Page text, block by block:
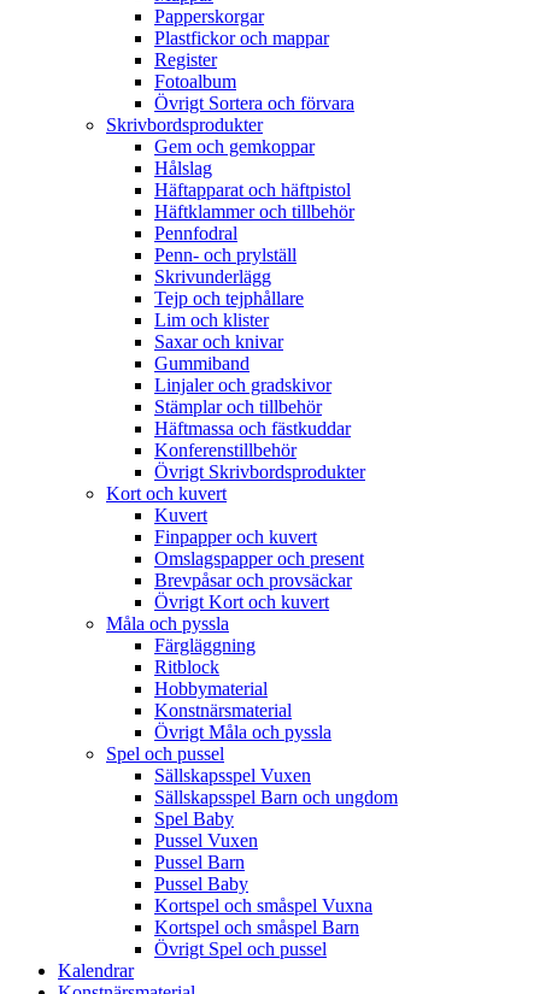
Papperskorgar
Plastfickor och mappar
Register
Fotoalbum
Övrigt Sortera och förvara
Skrivbordsprodukter
Gem och gemkoppar
Hålslag
Häftapparat och häftpistol
Häftklammer och tillbehör
Pennfodral
Penn- och prylställ
Skrivunderlägg
Tejp och tejphållare
Lim och klister
Saxar och knivar
Gummiband
Linjaler och gradskivor
Stämplar och tillbehör
Häftmassa och fästkuddar
Konferenstillbehör
Övrigt Skrivbordsprodukter
Kort och kuvert
Kuvert
Finpapper och kuvert
Omslagspapper och present
Brevpåsar och provsäckar
Övrigt Kort och kuvert
Måla och pyssla
Färgläggning
Ritblock
Hobbymaterial
Konstnärsmaterial
Övrigt Måla och pyssla
Spel och pussel
Sällskapsspel Vuxen
Sällskapsspel Barn och ungdom
Spel Baby
Pussel Vuxen
Pussel Barn
Pussel Baby
Kortspel och småspel Vuxna
Kortspel och småspel Barn
Övrigt Spel och pussel
Kalendrar